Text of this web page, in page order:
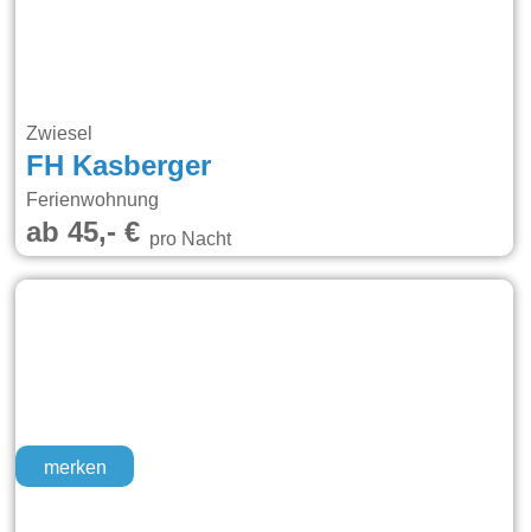
Zwiesel
FH Kasberger
Ferienwohnung
ab 45,- €pro Nacht
merken